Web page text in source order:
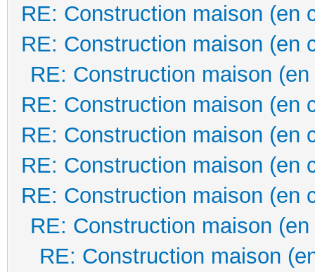
RE: Construction maison (en
RE: Construction maison (en
RE: Construction maison
RE: Construction maison (en
RE: Construction maison (en
RE: Construction maison (en
RE: Construction maison (en
RE: Construction maison
RE: Construction maison